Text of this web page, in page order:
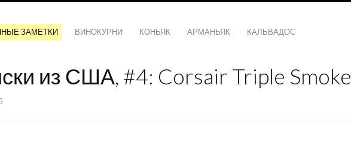
ЗАМЕТКИ ВИНОКУРНИ КОНЬЯК АРМАНЬЯК КАЛЬВАДОС
из США, #4: Corsair Triple Smoke